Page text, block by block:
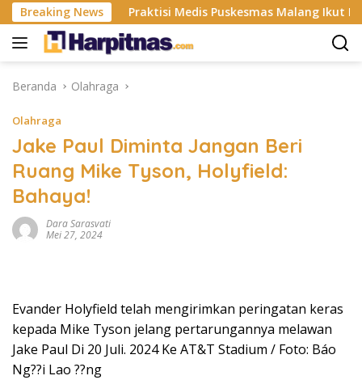
Langsung
ke
konten
Breaking News
ISP Praktisi Medis Puskesmas Malang Ikut Ejek
Beranda Olahraga
Olahraga
Jake Paul Diminta Jangan Beri
Ruang Mike Tyson, Holyfield:
Bahaya!
Dara Sarasvati
Mei 27, 2024
Evander Holyfield telah mengirimkan peringatan keras
kepada Mike Tyson jelang pertarungannya melawan
Jake Paul Di 20 Juli. 2024 Ke AT&T Stadium / Foto: Báo
Ng??i Lao ??ng